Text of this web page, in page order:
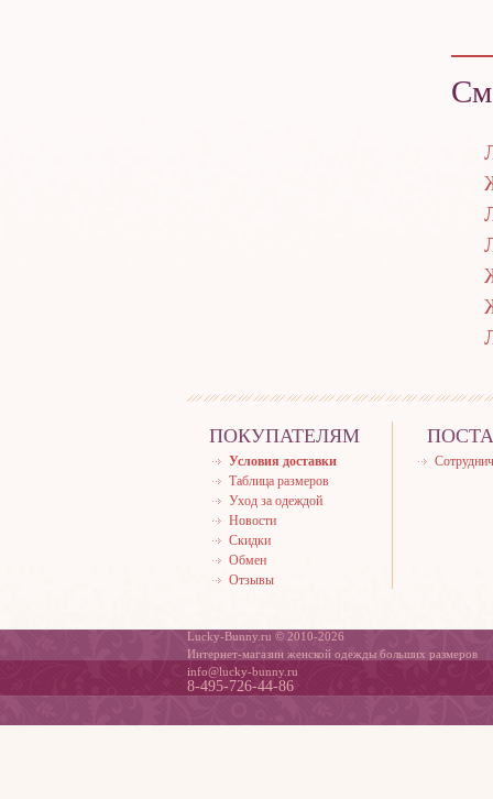
ПОКУПАТЕЛЯМ
Условия доставки
Таблица размеров
Уход за одеждой
Новости
Скидки
Обмен
Отзывы
Lucky-Bunny.ru © 2010-2026
Интернет-магазин женской одежды больших размеров
info@lucky-bunny.ru
8-495-726-44-86